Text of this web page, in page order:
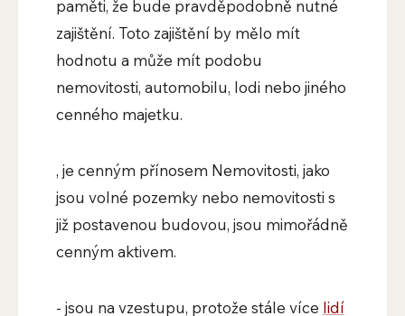
paměti, že bude pravděpodobně nutné
zajištění. Toto zajištění by mělo mít
hodnotu a může mít podobu
nemovitosti, automobilu, lodi nebo jiného
cenného majetku.
, je cenným přínosem Nemovitosti, jako
jsou volné pozemky nebo nemovitosti s
již postavenou budovou, jsou mimořádně
cenným aktivem.
- jsou na vzestupu, protože stále více lidí